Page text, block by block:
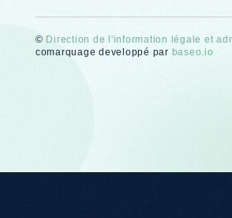
© Direction de l'information légale et
comarquage developpé par baseo.io